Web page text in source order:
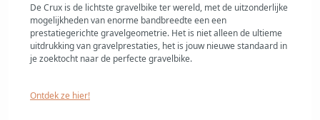
De Crux is de lichtste gravelbike ter wereld, met de uitzonderlijke
mogelijkheden van enorme bandbreedte een een
prestatiegerichte gravelgeometrie. Het is niet alleen de ultieme
uitdrukking van gravelprestaties, het is jouw nieuwe standaard in
je zoektocht naar de perfecte gravelbike.
Ontdek ze hier!